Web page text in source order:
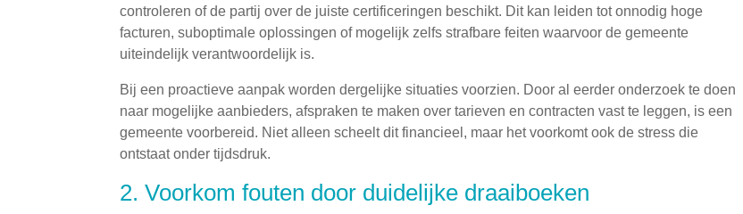
controleren of de partij over de juiste certificeringen beschikt. Dit kan leiden tot onnodig hoge
facturen, suboptimale oplossingen of mogelijk zelfs strafbare feiten waarvoor de gemeente
uiteindelijk verantwoordelijk is.
Bij een proactieve aanpak worden dergelijke situaties voorzien. Door al eerder onderzoek te doen
naar mogelijke aanbieders, afspraken te maken over tarieven en contracten vast te leggen, is een
gemeente voorbereid. Niet alleen scheelt dit financieel, maar het voorkomt ook de stress die
ontstaat onder tijdsdruk.
2. Voorkom fouten door duidelijke draaiboeken